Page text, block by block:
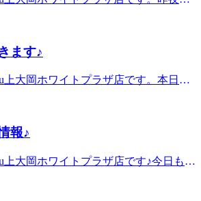
こちら！当店のインスタはこちら！当
から！
ペイ お会計の20%がポイント還元さ
なトクアプリの登録などは不要です
ださいませ☆ ーーーーーーーーーー
ーーーーーーーーーーーー 当店では
いてお疲れの箇所中心に全身をほぐし
まが健康で快適な生活を送れるようサ
お電話でも承っておりますので、お気
肩甲骨ストレッチで、いつまでも健康
ちしております!ぜひこの機会にリラ
おります!ぜひこの機会にリラクの肩
情報のお知らせです‼---------☆かなが
d払い 楽天ペイ ペイペイ メルペイ
録などは不要です ぜひ当店でもご
ーーーーーーーーーーーーーーーー
ーーーーー ーーーーーーー期間限
クペイ初めてチャージ20%増額中!!!ー
ならリラクペイ 1万円以上のチャー
!!!!! この機会にぜひリラクペイをご
では肩甲骨にポイントをおいてお疲
ほぐしてまいります。みなさまが健康
い☆ご予約・お問い合わせはお電話で
、お気軽にどうぞ♪ご来店、心よりお
サージのように気持ちがいい肩甲骨
タッフ一同、手を温めてお待ちして
さいませ!ーーーーーーー‼ここでお得
用可能です☆ お支払方法を auペ
れます♪(上限有) ※かなトクアプリの
か？本日も天気が下り坂な予報だった
差などに振り回されて、身体が疲れを
いかと思います。ぜひ当店の平日限定
しょう♪さて、本日7月28日(火)は
上記の時間でご案内可能です!ペア
。 当店では肩甲骨にポイントをおい
全身をほぐしてまいります。みなさま
送れるようサポートさせていただきま
すので、お気軽にどうぞ♪ご来店、心
ます♪
上大岡ホワイトプラザ店です。本日た
だるさをRe.Ra.Kuのボディケアでスッ
て、本日7月27日(月)は12時台〜17時台
内可能です!ペアでも可能なお時間帯
ポイントをおいてお疲れの箇所中心
ります。みなさまが健康で快適な生活
させていただきますのでぜひお立ち寄
報♪
上大岡ホワイトプラザ店です♪今日も熱
26日(日)は11:00〜13：0014:30〜